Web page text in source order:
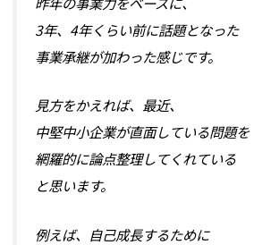
3年、4年くらい前に話題となった
事業承継が加わった感じです。
見方をかえれば、最近、
中堅中小企業が直面している問題を
網羅的に論点整理してくれている
と思います。
例えば、自己成長するために